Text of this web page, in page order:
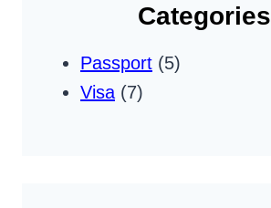
Categories
Passport (5)
Visa (7)